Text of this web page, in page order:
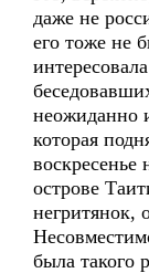
даже не
его тоже не
неожиданно
которая
воскресенье
острове
негритянок,
была такого